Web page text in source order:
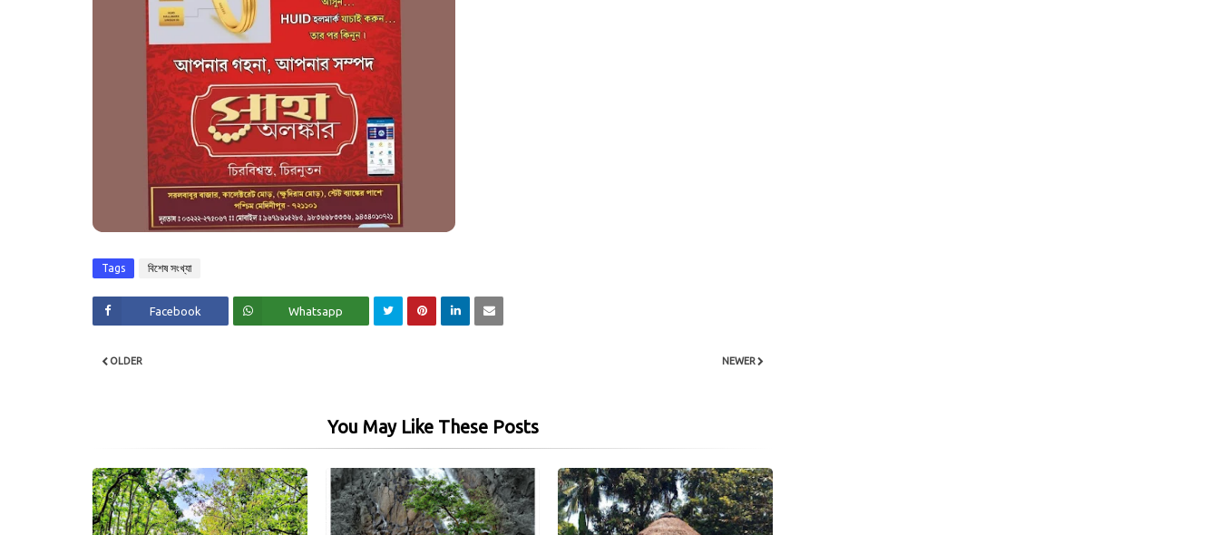
Tags বিশেষ সংখ্যা
Facebook Whatsapp
NEWER
OLDER
You May Like These Posts